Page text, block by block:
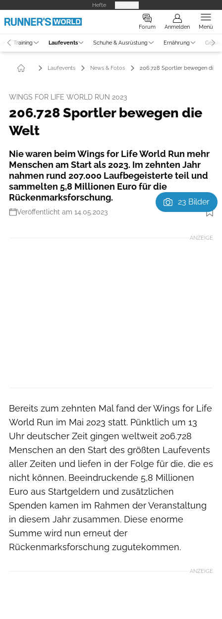
Hefte
Forum Anmelden Menü
Training Laufevents Schuhe & Ausrüstung Ernährung
Laufevents News & Fotos 206.728 Sportler bewegen die
WINGS FOR LIFE WORLD RUN 2023
206.728 Sportler bewegen die
Welt
Nie waren beim Wings for Life World Run mehr
Menschen am Start als 2023. Im zehnten Jahr
nahmen rund 207.000 Laufbegeisterte teil und
sammelten 5,8 Millionen Euro für die
Rückenmarksforschung.
Veröffentlicht am 14.05.2023
Foto: Red Bull
23 Bilder
ANZEIGE
Bereits zum zehnten Mal fand der Wings for Life
World Run im Mai 2023 statt. Pünktlich um 13
Uhr deutscher Zeit gingen weltweit 206.728
Menschen an den Start des größten Laufevents
aller Zeiten und liefen in der Folge für die, die es
nicht können. Beeindruckende 5,8 Millionen
Euro aus Startgeldern und zusätzlichen
Spenden kamen im Rahmen der Veranstaltung
in diesem Jahr zusammen. Diese enorme
Summe wird nun erneut der
Rückenmarksforschung zugutekommen.
ANZEIGE